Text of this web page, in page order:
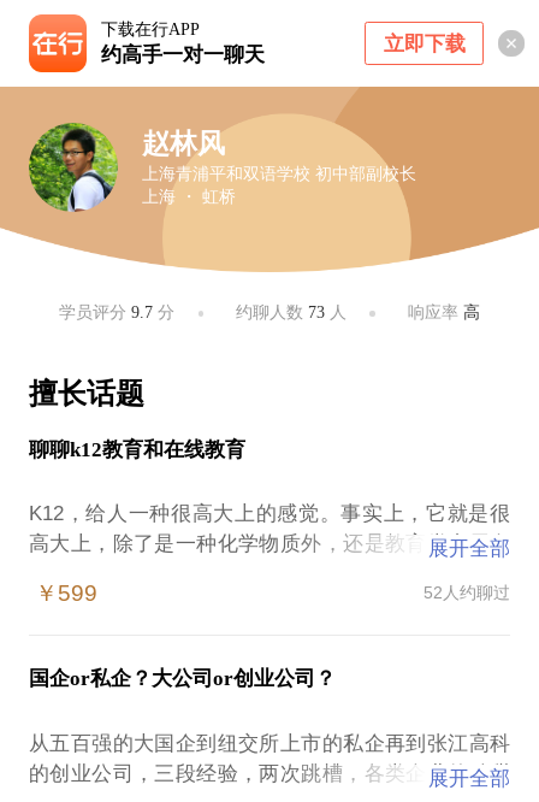
下载在行APP
约高手一对一聊天 立即下载
赵林风
上海青浦平和双语学校 初中部副校长
上海 ・ 虹桥
学员评分9.7 分 约聊人数 73人 响应率 高
擅长话题
聊聊k12教育和在线教育
K12，给人一种很高大上的感觉。事实上，它就是很
高大上，除了是一种化学物质外，还是教育类专用名
毕业，都属于基础教育阶段，是孩子的主要学习阶
目前国内的K12市场缺口很大，无论是培训行业还是
一些教育产品都很火爆，尤其是现在的K12在线教
淀期，逐步转向筛选期，而我们国内正在处于内容沉
淀区。教学类产品应该如何设计，才能更适合用户特
展开全部
￥599 52人约聊过
国企or私企？大公司or创业公司？
从五百强的大国企到纽交所上市的私企再到张江高科
的创业公司，三段经验，两次跳槽，各类企业的酸甜
展开全部